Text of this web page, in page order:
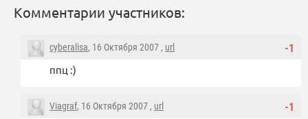
Комментарии участников:
-1
cyberalisa, 16 Октября 2007 , url
ппц :)
-1
Viagraf, 16 Октября 2007 , url